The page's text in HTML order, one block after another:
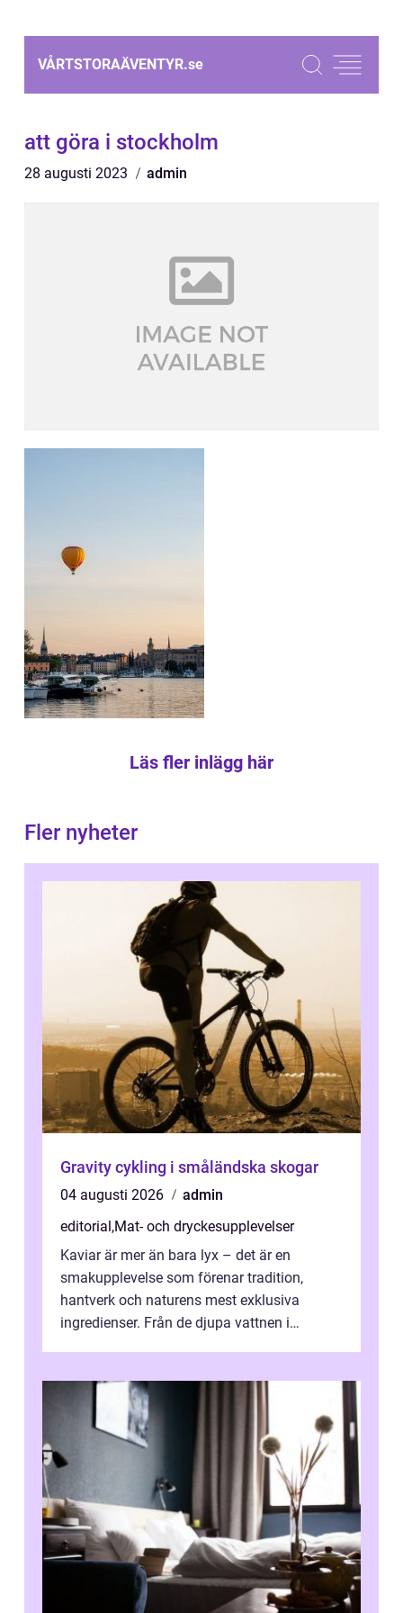
VÅRTSTORAÄVENTYR.se
att göra i stockholm
28 augusti 2023 admin
Läs fler inlägg här
Fler nyheter
Gravity cykling i småländska skogar
04 augusti 2026
admin
editorial,Mat- och dryckesupplevelser
Kaviar är mer än bara lyx – det är en
smakupplevelse som förenar tradition,
hantverk och naturens mest exklusiva
ingredienser. Från de djupa vattnen i